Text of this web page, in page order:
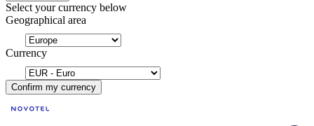
Select your currency below
Geographical area
Currency
Confirm my currency